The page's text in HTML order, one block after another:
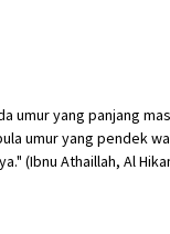
umur yang panjang
umur yang pendek
(Ibnu Athaillah, Al